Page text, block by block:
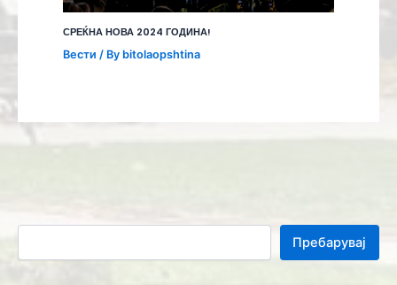
Пребарувај
СРЕЌНА НОВА 2024 ГОДИНА!
Вести / By bitolaopshtina